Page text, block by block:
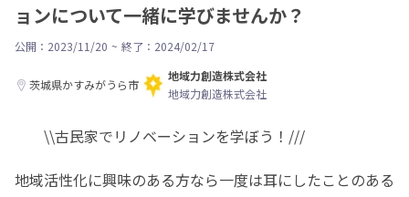
ョンについて一緒に学びませんか？
公開：2023/11/20 ~ 終了：2024/02/17
茨城県かすみがうら市
地域力創造株式会社
地域力創造株式会社
\\古民家でリノベーションを学ぼう！///
地域活性化に興味のある方なら一度は耳にしたことのある